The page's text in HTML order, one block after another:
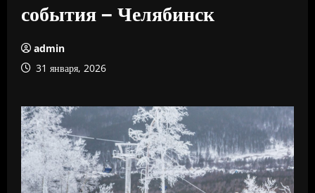
события – Челябинск
admin
31 января, 2026